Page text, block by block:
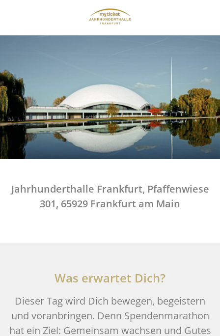
Jahrhunderthalle Frankfurt, Pfaffenwiese
301, 65929 Frankfurt am Main
Was erwartet Dich?
Dieser Tag wird Dich bewegen, begeistern
und voranbringen. Denn Spendenmarathon
hat ein Ziel: Gemeinsam wachsen und Gutes